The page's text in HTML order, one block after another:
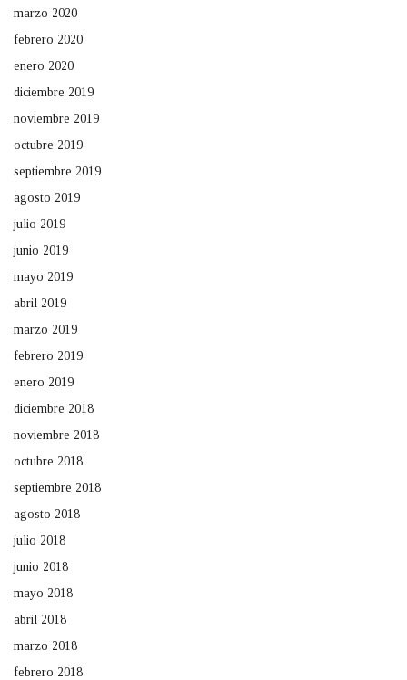
marzo 2020
febrero 2020
enero 2020
diciembre 2019
noviembre 2019
octubre 2019
septiembre 2019
agosto 2019
julio 2019
junio 2019
mayo 2019
abril 2019
marzo 2019
febrero 2019
enero 2019
diciembre 2018
noviembre 2018
octubre 2018
septiembre 2018
agosto 2018
julio 2018
junio 2018
mayo 2018
abril 2018
marzo 2018
febrero 2018